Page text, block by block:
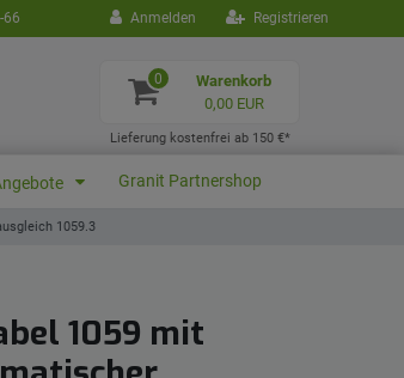
Anmelden Registrieren
0
Warenkorb
0,00 EUR
Lieferung kostenfrei ab 150 €*
Granit Partnershop
1059.3
1059 mit